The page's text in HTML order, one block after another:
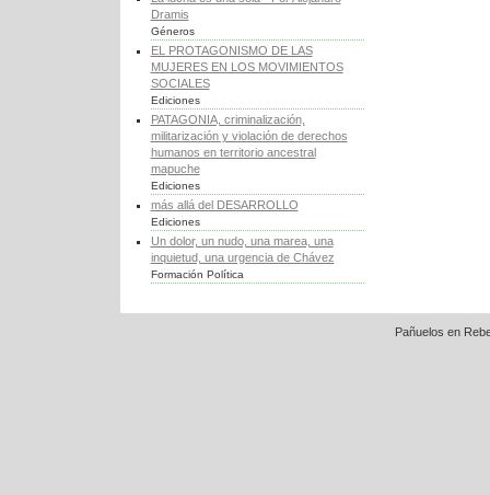
Dramis
Géneros
EL PROTAGONISMO DE LAS
MUJERES EN LOS MOVIMIENTOS
SOCIALES
Ediciones
PATAGONIA, criminalización,
militarización y violación de derechos
humanos en territorio ancestral
mapuche
Ediciones
más allá del DESARROLLO
Ediciones
Un dolor, un nudo, una marea, una
inquietud, una urgencia de Chávez
Formación Política
Pañuelos en